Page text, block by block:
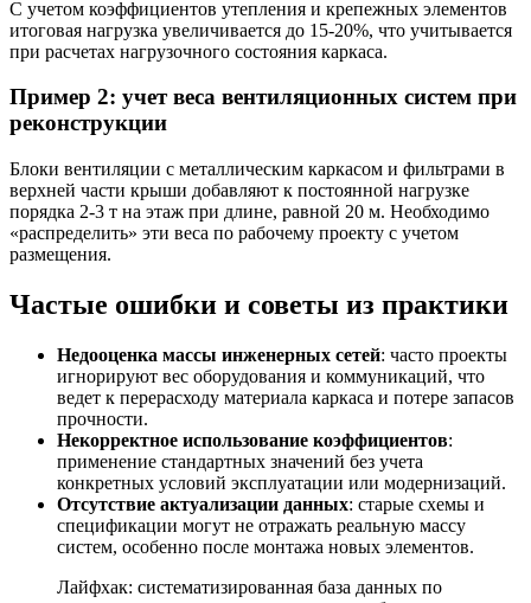
С учетом коэффициентов утепления и крепежных элементов
итоговая нагрузка увеличивается до 15-20%, что учитывается
при расчетах нагрузочного состояния каркаса.
Пример 2: учет веса вентиляционных систем при
реконструкции
Блоки вентиляции с металлическим каркасом и фильтрами в
верхней части крыши добавляют к постоянной нагрузке
порядка 2-3 т на этаж при длине, равной 20 м. Необходимо
«распределить» эти веса по рабочему проекту с учетом
размещения.
Частые ошибки и советы из практики
Недооценка массы инженерных сетей: часто проекты
игнорируют вес оборудования и коммуникаций, что
ведет к перерасходу материала каркаса и потере запасов
прочности.
Некорректное использование коэффициентов:
применение стандартных значений без учета
конкретных условий эксплуатации или модернизаций.
Отсутствие актуализации данных: старые схемы и
спецификации могут не отражать реальную массу
систем, особенно после монтажа новых элементов.
Лайфхак: систематизированная база данных по